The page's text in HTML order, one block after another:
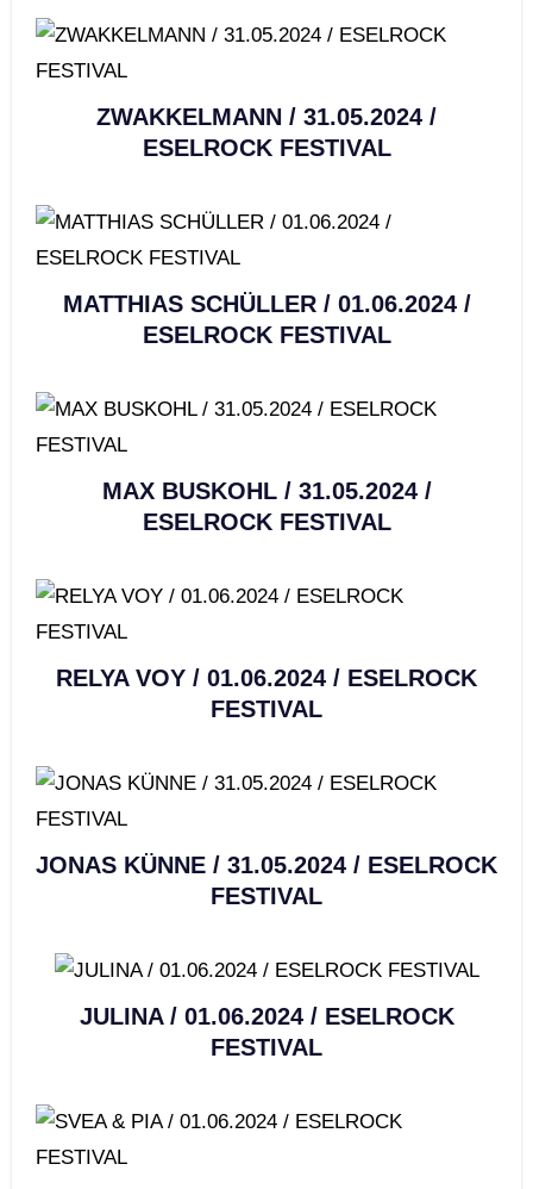
ZWAKKELMANN / 31.05.2024 /
ESELROCK FESTIVAL
MATTHIAS SCHÜLLER / 01.06.2024 /
ESELROCK FESTIVAL
MAX BUSKOHL / 31.05.2024 /
ESELROCK FESTIVAL
RELYA VOY / 01.06.2024 / ESELROCK
FESTIVAL
JONAS KÜNNE / 31.05.2024 / ESELROCK
FESTIVAL
JULINA / 01.06.2024 / ESELROCK
FESTIVAL